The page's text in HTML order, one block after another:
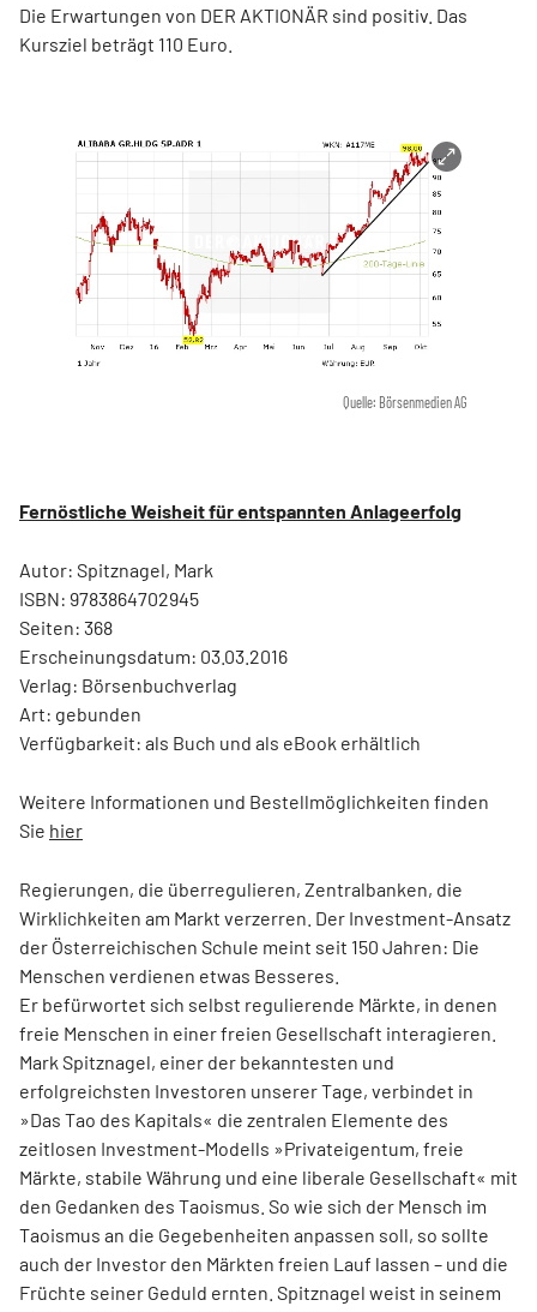
Die Erwartungen von DER AKTIONÄR sind positiv. Das
Kursziel beträgt 110 Euro.
Quelle: Börsenmedien AG
Fernöstliche Weisheit für entspannten Anlageerfolg
Autor: Spitznagel, Mark
ISBN: 9783864702945
Seiten: 368
Erscheinungsdatum: 03.03.2016
Verlag: Börsenbuchverlag
Art: gebunden
Verfügbarkeit: als Buch und als eBook erhältlich
Weitere Informationen und Bestellmöglichkeiten finden
Sie hier
Regierungen, die überregulieren, Zentralbanken, die
Wirklichkeiten am Markt verzerren. Der Investment-Ansatz
der Österreichischen Schule meint seit 150 Jahren: Die
Menschen verdienen etwas Besseres.
Er befürwortet sich selbst regulierende Märkte, in denen
freie Menschen in einer freien Gesellschaft interagieren.
Mark Spitznagel, einer der bekanntesten und
erfolgreichsten Investoren unserer Tage, verbindet in
»Das Tao des Kapitals« die zentralen Elemente des
zeitlosen Investment-Modells »Privateigentum, freie
Märkte, stabile Währung und eine liberale Gesellschaft« mit
den Gedanken des Taoismus. So wie sich der Mensch im
Taoismus an die Gegebenheiten anpassen soll, so sollte
auch der Investor den Märkten freien Lauf lassen – und die
Früchte seiner Geduld ernten. Spitznagel weist in seinem